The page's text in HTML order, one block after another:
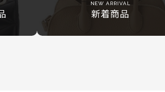
NEW ARRIVAL
新着商品